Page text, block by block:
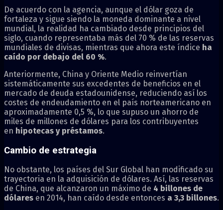
De acuerdo con la agencia, aunque el dólar goza de
fortaleza y sigue siendo la moneda dominante a nivel
mundial, la realidad ha cambiado desde principios del
siglo, cuando representaba más del 70 % de las reservas
mundiales de divisas, mientras que ahora este índice ha
caído por debajo del 60 %.
Anteriormente, China y Oriente Medio reinvertían
sistemáticamente sus excedentes de beneficios en el
mercado de deuda estadounidense, reduciendo así los
costes de endeudamiento en el país norteamericano en
aproximadamente 0,5 %, lo que supuso un ahorro de
miles de millones de dólares para los contribuyentes
en hipotecas y préstamos.
Cambio de estrategia
No obstante, los países del Sur Global han modificado su
trayectoria en la adquisición de dólares. Así, las reservas
de China, que alcanzaron un máximo de 4 billones de
dólares en 2014, han caído desde entonces a 3,3 billones.